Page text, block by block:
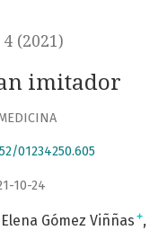
(2021)
imitador
01234250.605
10-24
Gómez Viññas +